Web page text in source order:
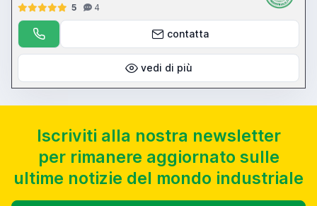
5
4
contatta
vedi di più
Iscriviti alla nostra newsletter
per rimanere aggiornato sulle
ultime notizie del mondo industriale